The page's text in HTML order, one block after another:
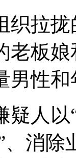
织拉
老板
男性
疑人
、消